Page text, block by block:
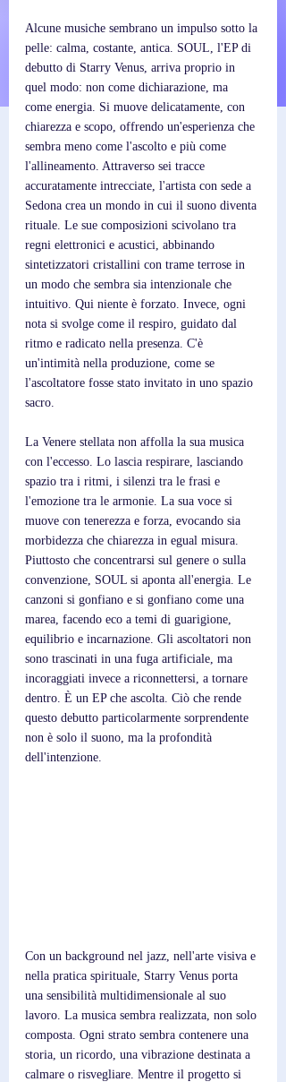
Alcune musiche sembrano un impulso sotto la
pelle: calma, costante, antica. SOUL, l'EP di
debutto di Starry Venus, arriva proprio in
quel modo: non come dichiarazione, ma
come energia. Si muove delicatamente, con
chiarezza e scopo, offrendo un'esperienza che
sembra meno come l'ascolto e più come
l'allineamento. Attraverso sei tracce
accuratamente intrecciate, l'artista con sede a
Sedona crea un mondo in cui il suono diventa
rituale. Le sue composizioni scivolano tra
regni elettronici e acustici, abbinando
sintetizzatori cristallini con trame terrose in
un modo che sembra sia intenzionale che
intuitivo. Qui niente è forzato. Invece, ogni
nota si svolge come il respiro, guidato dal
ritmo e radicato nella presenza. C'è
un'intimità nella produzione, come se
l'ascoltatore fosse stato invitato in uno spazio
sacro.
La Venere stellata non affolla la sua musica
con l'eccesso. Lo lascia respirare, lasciando
spazio tra i ritmi, i silenzi tra le frasi e
l'emozione tra le armonie. La sua voce si
muove con tenerezza e forza, evocando sia
morbidezza che chiarezza in egual misura.
Piuttosto che concentrarsi sul genere o sulla
convenzione, SOUL si aponta all'energia. Le
canzoni si gonfiano e si gonfiano come una
marea, facendo eco a temi di guarigione,
equilibrio e incarnazione. Gli ascoltatori non
sono trascinati in una fuga artificiale, ma
incoraggiati invece a riconnettersi, a tornare
dentro. È un EP che ascolta. Ciò che rende
questo debutto particolarmente sorprendente
non è solo il suono, ma la profondità
dell'intenzione.
Con un background nel jazz, nell'arte visiva e
nella pratica spirituale, Starry Venus porta
una sensibilità multidimensionale al suo
lavoro. La musica sembra realizzata, non solo
composta. Ogni strato sembra contenere una
storia, un ricordo, una vibrazione destinata a
calmare o risvegliare. Mentre il progetto si